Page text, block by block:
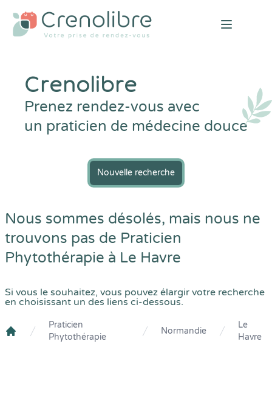
Open
Crenolibre
Prenez rendez-vous avec
un praticien de médecine douce
Nouvelle recherche
Nous sommes désolés, mais nous ne
trouvons pas de Praticien
Phytothérapie à Le Havre
Si vous le souhaitez, vous pouvez élargir votre recherche
en choisissant un des liens ci-dessous.
Crenolibre
Praticien
Phytothérapie
Normandie
Le
Havre